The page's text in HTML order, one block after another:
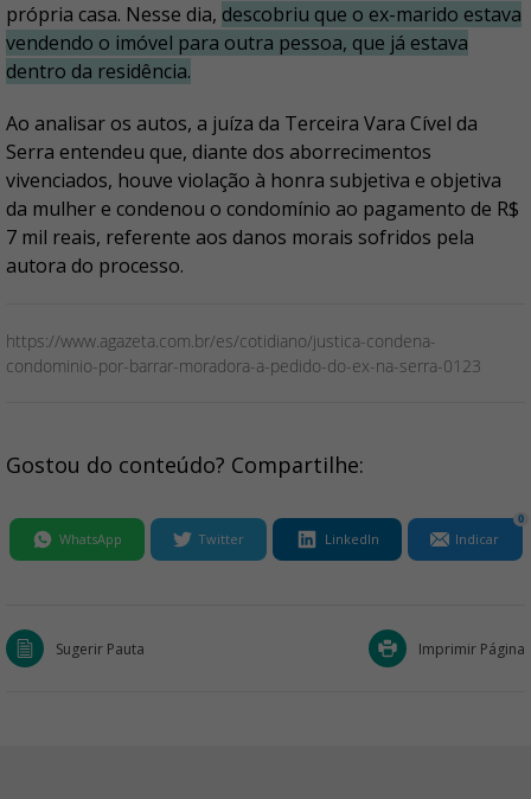
própria casa. Nesse dia, descobriu que o ex-marido estava
vendendo o imóvel para outra pessoa, que já estava
dentro da residência.
Ao analisar os autos, a juíza da Terceira Vara Cível da
Serra entendeu que, diante dos aborrecimentos
vivenciados, houve violação à honra subjetiva e objetiva
da mulher e condenou o condomínio ao pagamento de R$
7 mil reais, referente aos danos morais sofridos pela
autora do processo.
https://www.agazeta.com.br/es/cotidiano/justica-condena-
condominio-por-barrar-moradora-a-pedido-do-ex-na-serra-0123
Gostou do conteúdo? Compartilhe:
WhatsApp Twitter LinkedIn Indicar
0
Sugerir Pauta Imprimir Página